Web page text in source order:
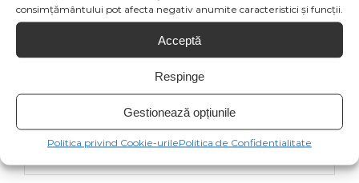
consimțământului pot afecta negativ anumite caracteristici și funcții.
Acceptă
Respinge
Gestionează opțiunile
Politica privind Cookie-urilePolitica de Confidentialitate
neincluse în colet. Există posibilitatea ca
în funcție de dispozitivul vizual folosit de
tine sau pot suferi modificări de la
producătorul produsului.